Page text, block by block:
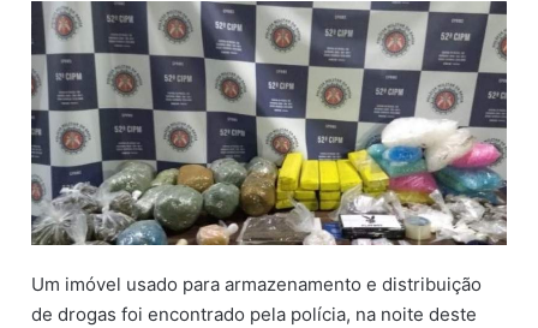
d
e
m
e
-
m
a
i
Um imóvel usado para armazenamento e distribuição
de drogas foi encontrado pela polícia, na noite deste